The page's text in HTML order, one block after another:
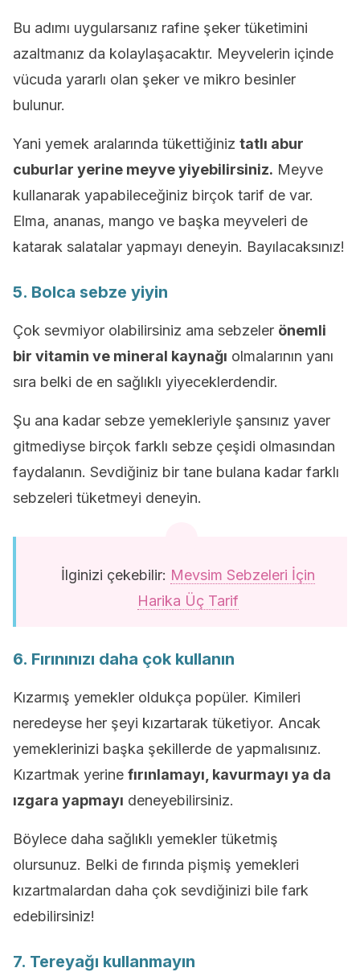
Bu adımı uygularsanız rafine şeker tüketimini
azaltmanız da kolaylaşacaktır. Meyvelerin içinde
vücuda yararlı olan şeker ve mikro besinler
bulunur.
Yani yemek aralarında tükettiğiniz tatlı abur
cuburlar yerine meyve yiyebilirsiniz. Meyve
kullanarak yapabileceğiniz birçok tarif de var.
Elma, ananas, mango ve başka meyveleri de
katarak salatalar yapmayı deneyin. Bayılacaksınız!
5. Bolca sebze yiyin
Çok sevmiyor olabilirsiniz ama sebzeler önemli
bir vitamin ve mineral kaynağı olmalarının yanı
sıra belki de en sağlıklı yiyeceklerdendir.
Şu ana kadar sebze yemekleriyle şansınız yaver
gitmediyse birçok farklı sebze çeşidi olmasından
faydalanın. Sevdiğiniz bir tane bulana kadar farklı
sebzeleri tüketmeyi deneyin.
İlginizi çekebilir: Mevsim Sebzeleri İçin
Harika Üç Tarif
6. Fırınınızı daha çok kullanın
Kızarmış yemekler oldukça popüler. Kimileri
neredeyse her şeyi kızartarak tüketiyor. Ancak
yemeklerinizi başka şekillerde de yapmalısınız.
Kızartmak yerine fırınlamayı, kavurmayı ya da
ızgara yapmayı deneyebilirsiniz.
Böylece daha sağlıklı yemekler tüketmiş
olursunuz. Belki de fırında pişmiş yemekleri
kızartmalardan daha çok sevdiğinizi bile fark
edebilirsiniz!
7. Tereyağı kullanmayın